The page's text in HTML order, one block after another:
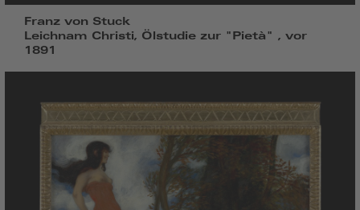
Franz von Stuck
Leichnam Christi, Ölstudie zur "Pietà" , vor
1891